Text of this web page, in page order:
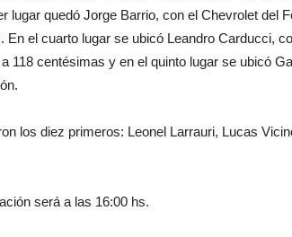
lugar quedó Jorge Barrio, con el Chevrolet del
En el cuarto lugar se ubicó Leandro Carducci,
118 centésimas y en el quinto lugar se ubicó
los diez primeros: Leonel Larrauri, Lucas
será a las 16:00 hs.